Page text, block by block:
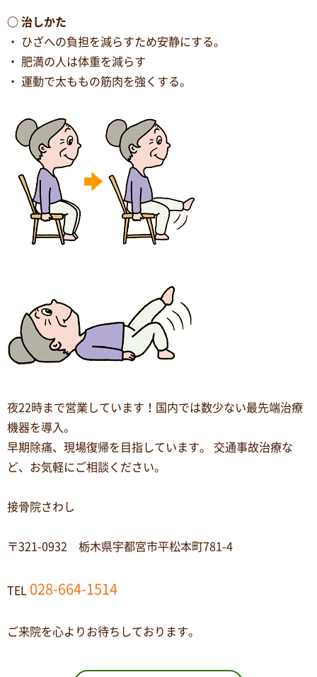
○ 治しかた
・ ひざへの負担を減らすため安静にする。
・ 肥満の人は体重を減らす
・ 運動で太ももの筋肉を強くする。
夜22時まで営業しています！国内では数少ない最先端治療
機器を導入。
早期除痛、現場復帰を目指しています。 交通事故治療な
ど、お気軽にご相談ください。
接骨院さわし
〒321-0932 栃木県宇都宮市平松本町781-4
TEL 028-664-1514
ご来院を心よりお待ちしております。